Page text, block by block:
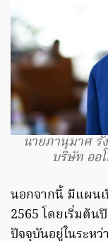
นายภานุมาศ รั
บริษัท ออ
นอกจากนี้ มีแผนเ
2565 โดยเริ่มต้น
ปัจจุบันอยู่ในระหว่